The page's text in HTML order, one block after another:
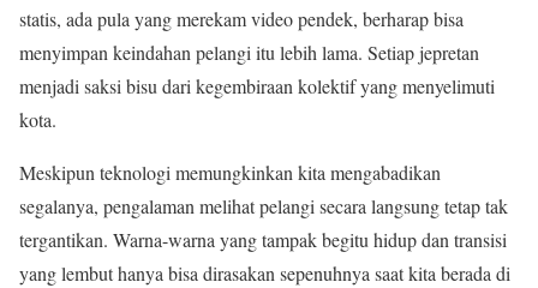
statis, ada pula yang merekam video pendek, berharap bisa
menyimpan keindahan pelangi itu lebih lama. Setiap jepretan
menjadi saksi bisu dari kegembiraan kolektif yang menyelimuti
kota.
Meskipun teknologi memungkinkan kita mengabadikan
segalanya, pengalaman melihat pelangi secara langsung tetap tak
tergantikan. Warna-warna yang tampak begitu hidup dan transisi
yang lembut hanya bisa dirasakan sepenuhnya saat kita berada di